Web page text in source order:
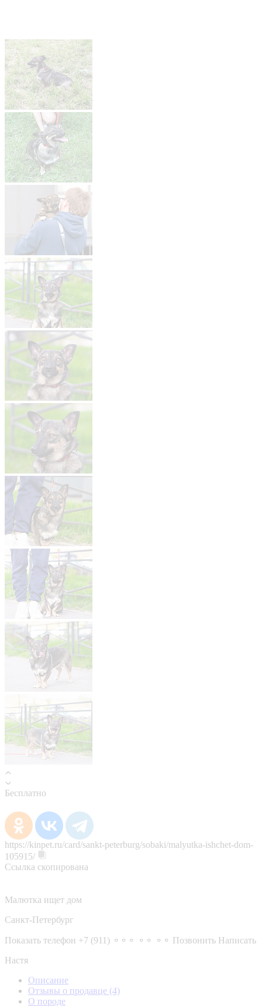
Бесплатно
https://kinpet.ru/card/sankt-peterburg/sobaki/malyutka-ishchet-dom-
105915/
Ссылка скопирована
Малютка ищет дом
Санкт-Петербург
Показать телефон +7 (911) ⚬⚬⚬ ⚬⚬ ⚬⚬ Позвонить Написать
Настя
Описание
Отзывы о продавце (4)
О породе